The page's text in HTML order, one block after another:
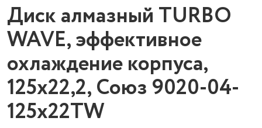
Диск алмазный TURBO
WAVE, эффективное
охлаждение корпуса,
125х22,2, Союз 9020-04-
125x22TW